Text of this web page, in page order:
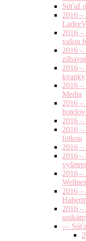
Súťaž
2016 –
2016 –
vašou
2016 –
2016
kvapky
2016 –
Media
2016 –
2016 –
2016 –
fotkou
2016 –
2016 –
2016 –
2016 –
2016 –
—